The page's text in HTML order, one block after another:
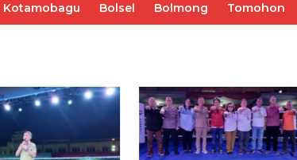
Kotamobagu Bolsel Bolmong Tomohon